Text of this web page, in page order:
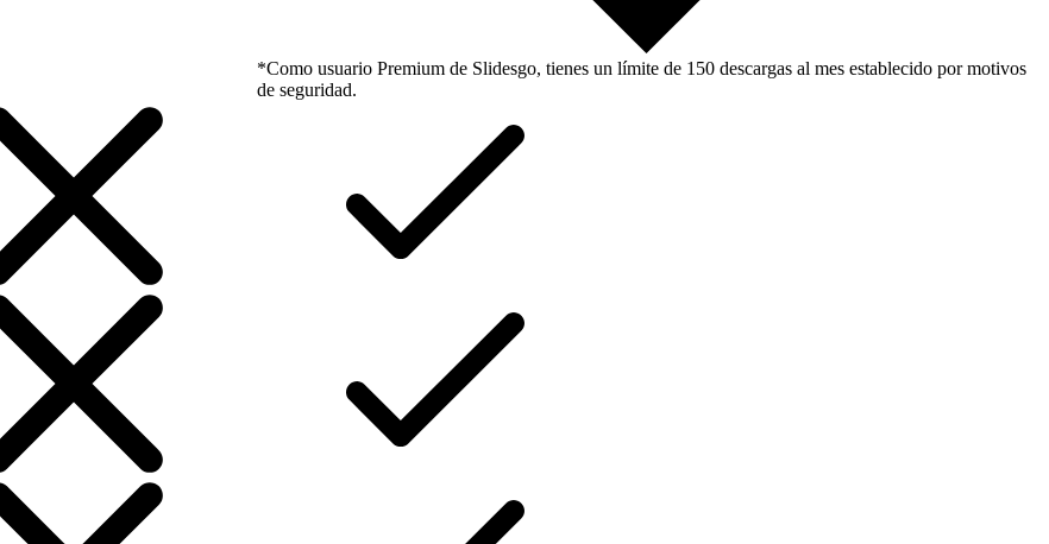
*Como usuario Premium de Slidesgo, tienes un límite de 150 descargas al mes establecido por motivos
de seguridad.